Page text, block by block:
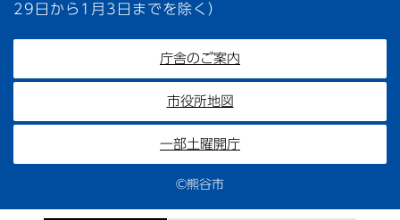
29日から1月3日までを除く）
庁舎のご案内
市役所地図
一部土曜開庁
©熊谷市